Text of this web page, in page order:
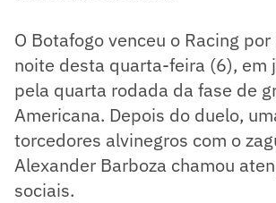
O Botafogo venceu o Racing por
noite desta quarta-feira (6), em
pela quarta rodada da fase de
Americana. Depois do duelo,
torcedores alvinegros com o
Alexander Barboza chamou
sociais.